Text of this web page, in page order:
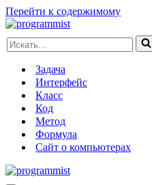
Перейти к содержимому
Искать...
Задача
Интерфейс
Класс
Код
Метод
Формула
Сайт о компьютерах